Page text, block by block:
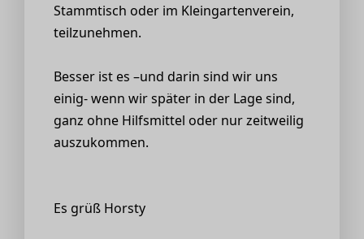
Stammtisch oder im Kleingartenverein,
teilzunehmen.
Besser ist es –und darin sind wir uns
einig- wenn wir später in der Lage sind,
ganz ohne Hilfsmittel oder nur zeitweilig
auszukommen.
Es grüß Horsty